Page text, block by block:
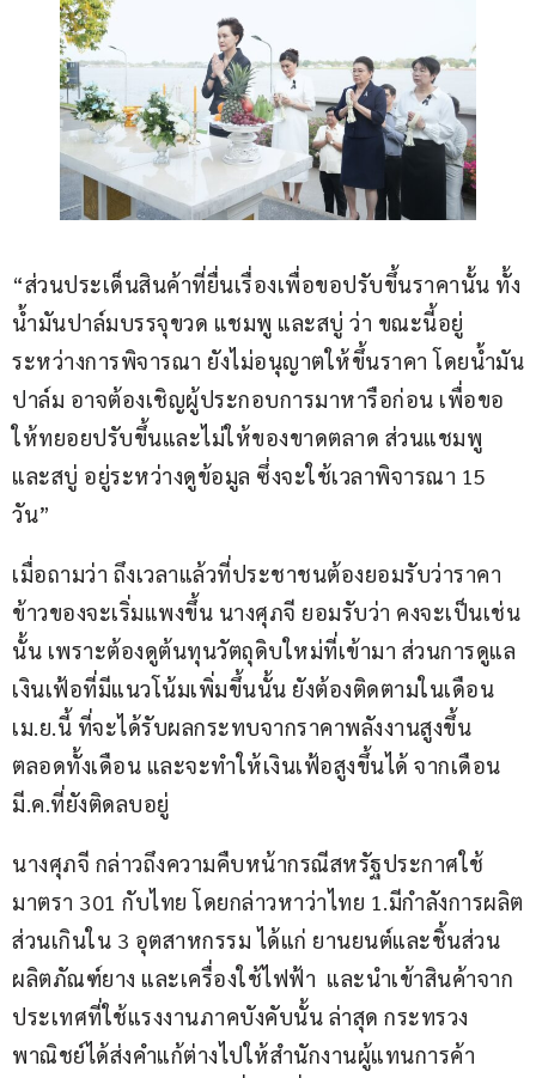
“ส่วนประเด็นสินค้าที่ยื่นเรื่องเพื่อขอปรับขึ้นราคานั้น ทั้ง
น้ำมันปาล์มบรรจุขวด แชมพู และสบู่ ว่า ขณะนี้อยู่
ระหว่างการพิจารณา ยังไม่อนุญาตให้ขึ้นราคา โดยน้ำมัน
ปาล์ม อาจต้องเชิญผู้ประกอบการมาหารือก่อน เพื่อขอ
ให้ทยอยปรับขึ้นและไม่ให้ของขาดตลาด ส่วนแชมพู
และสบู่ อยู่ระหว่างดูข้อมูล ซึ่งจะใช้เวลาพิจารณา 15
วัน”
เมื่อถามว่า ถึงเวลาแล้วที่ประชาชนต้องยอมรับว่าราคา
ข้าวของจะเริ่มแพงขึ้น นางศุภจี ยอมรับว่า คงจะเป็นเช่น
นั้น เพราะต้องดูต้นทุนวัตถุดิบใหม่ที่เข้ามา ส่วนการดูแล
เงินเฟ้อที่มีแนวโน้มเพิ่มขึ้นนั้น ยังต้องติดตามในเดือน
เม.ย.นี้ ที่จะได้รับผลกระทบจากราคาพลังงานสูงขึ้น
ตลอดทั้งเดือน และจะทำให้เงินเฟ้อสูงขึ้นได้ จากเดือน
มี.ค.ที่ยังติดลบอยู่
นางศุภจี กล่าวถึงความคืบหน้ากรณีสหรัฐประกาศใช้
มาตรา 301 กับไทย โดยกล่าวหาว่าไทย 1.มีกำลังการผลิต
ส่วนเกินใน 3 อุตสาหกรรม ได้แก่ ยานยนต์และชิ้นส่วน
ผลิตภัณฑ์ยาง และเครื่องใช้ไฟฟ้า  และนำเข้าสินค้าจาก
ประเทศที่ใช้แรงงานภาคบังคับนั้น ล่าสุด กระทรวง
พาณิชย์ได้ส่งคำแก้ต่างไปให้สำนักงานผู้แทนการค้า